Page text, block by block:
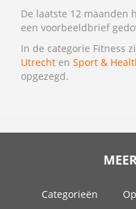
De laatste 12 maanden
een voorbeeldbrief
In de categorie Fitness
Utrecht en Sport &
opgezegd.
Categorieën